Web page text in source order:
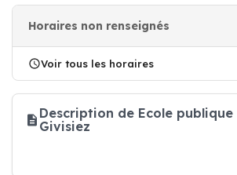
Horaires non renseignés
Voir tous les horaires
Description de Ecole publique
Givisiez